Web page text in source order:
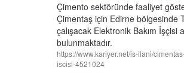
Çimento sektöründe faaliyet
Çimentaş için Edirne bölgesinde
çalışacak Elektronik Bakım İşçisi
bulunmaktadır.
https://www.kariyer.net/is-ilani/
iscisi-4521024